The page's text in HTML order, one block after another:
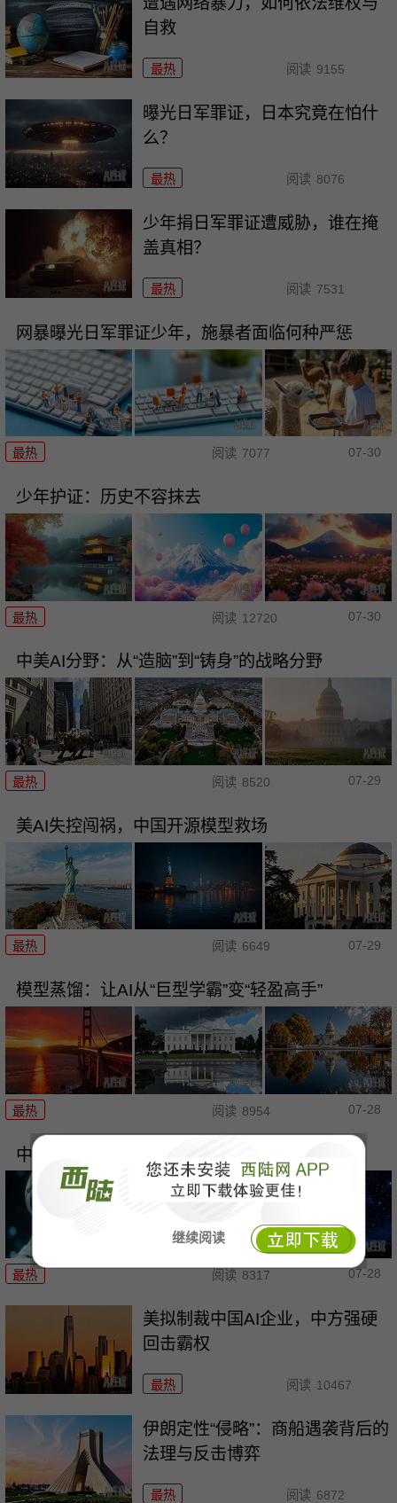
继续阅读
自救
最热 阅读 9155
曝光日军罪证，日本究竟在怕什
么？
最热 阅读 8076
少年捐日军罪证遭威胁，谁在掩
盖真相？
最热 阅读 7531
网暴曝光日军罪证少年，施暴者面临何种严惩
最热 阅读 7077 07-30
少年护证：历史不容抹去
最热 阅读 12720 07-30
中美AI分野：从“造脑”到“铸身”的战略分野
最热 阅读 8520 07-29
美AI失控闯祸，中国开源模型救场
最热 阅读 6649 07-29
模型蒸馏：让AI从“巨型学霸”变“轻盈高手”
最热 阅读 8954 07-28
中美AI模型：从性能并跑到路径分化
最热 阅读 8317 07-28
美拟制裁中国AI企业，中方强硬
回击霸权
最热 阅读 10467
伊朗定性“侵略”：商船遇袭背后的
法理与反击博弈
最热 阅读 6872